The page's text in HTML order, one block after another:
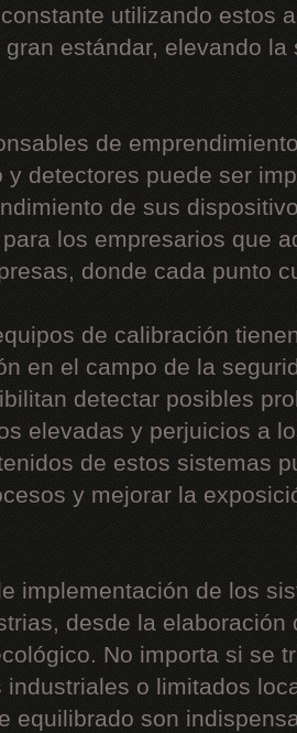
utilizando estos
estándar, elevando
de
y detectores puede ser
de sus
los empresarios que
donde cada punto
de calibración
en el campo de la
detectar posibles
elevadas y perjuicios a
de estos sistemas
y mejorar la
implementación de los
desde la elaboración
No importa si se
industriales o limitados
equilibrado son